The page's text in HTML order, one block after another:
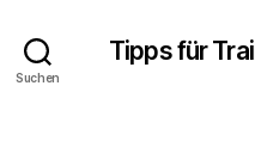
Suchen
Tipps für